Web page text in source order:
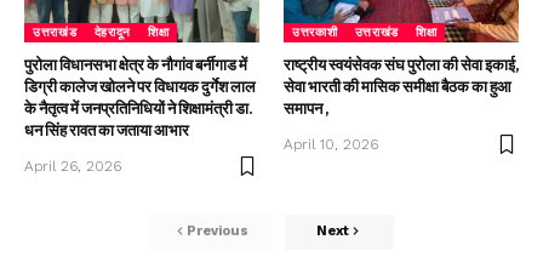
उत्तराखंड देहरादून शिक्षा
पुरोला विधानसभा क्षेत्र के नौगांव बर्नीगाड में
डिग्री कालेज खोलने पर विधायक दुर्गेश लाल
के नैतृत्व में जनप्रतिनिधियों ने शिक्षामंत्री डा.
धन सिंह रावत का जताया आभार
April 26, 2026
उत्तरकाशी उत्तराखंड शिक्षा
राष्ट्रीय स्वयंसेवक संघ पुरोला की सेवा इकाई,
सेवा भारती की मासिक समीक्षा बैठक का हुआ
समापन ,
April 10, 2026
Previous Next